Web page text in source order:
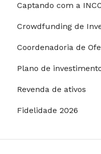
Captando com a
Crowdfunding de
Coordenadoria de
Plano de
Revenda de ativos
Fidelidade 2026